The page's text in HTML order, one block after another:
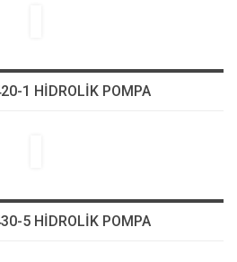
1 HİDROLİK POMPA
5 HİDROLİK POMPA